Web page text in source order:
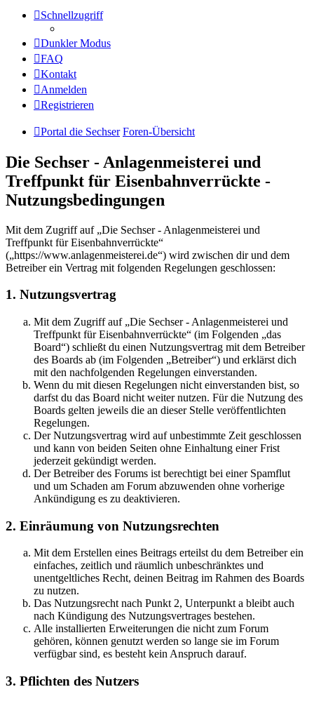
Schnellzugriff
Dunkler Modus
FAQ
Kontakt
Anmelden
Registrieren
Portal die Sechser Foren-Übersicht
Die Sechser - Anlagenmeisterei und
Treffpunkt für Eisenbahnverrückte -
Nutzungsbedingungen
Mit dem Zugriff auf „Die Sechser - Anlagenmeisterei und
Treffpunkt für Eisenbahnverrückte“
(„https://www.anlagenmeisterei.de“) wird zwischen dir und dem
Betreiber ein Vertrag mit folgenden Regelungen geschlossen:
1. Nutzungsvertrag
Mit dem Zugriff auf „Die Sechser - Anlagenmeisterei und
Treffpunkt für Eisenbahnverrückte“ (im Folgenden „das
Board“) schließt du einen Nutzungsvertrag mit dem Betreiber
des Boards ab (im Folgenden „Betreiber“) und erklärst dich
mit den nachfolgenden Regelungen einverstanden.
Wenn du mit diesen Regelungen nicht einverstanden bist, so
darfst du das Board nicht weiter nutzen. Für die Nutzung des
Boards gelten jeweils die an dieser Stelle veröffentlichten
Regelungen.
Der Nutzungsvertrag wird auf unbestimmte Zeit geschlossen
und kann von beiden Seiten ohne Einhaltung einer Frist
jederzeit gekündigt werden.
Der Betreiber des Forums ist berechtigt bei einer Spamflut
und um Schaden am Forum abzuwenden ohne vorherige
Ankündigung es zu deaktivieren.
2. Einräumung von Nutzungsrechten
Mit dem Erstellen eines Beitrags erteilst du dem Betreiber ein
einfaches, zeitlich und räumlich unbeschränktes und
unentgeltliches Recht, deinen Beitrag im Rahmen des Boards
zu nutzen.
Das Nutzungsrecht nach Punkt 2, Unterpunkt a bleibt auch
nach Kündigung des Nutzungsvertrages bestehen.
Alle installierten Erweiterungen die nicht zum Forum
gehören, können genutzt werden so lange sie im Forum
verfügbar sind, es besteht kein Anspruch darauf.
3. Pflichten des Nutzers